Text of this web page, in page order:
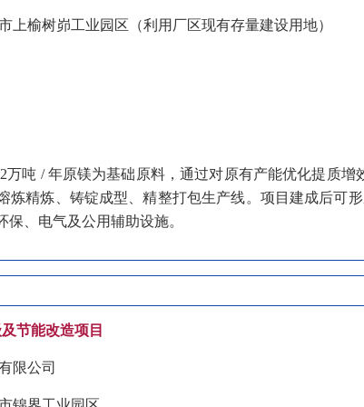
上榆树峁工业园区（利用厂区现有存量建设用地）
万吨 / 年原镁为基础原料，通过对原有产能优化提质增
炼精炼、铸锭成型、精整打包生产线。项目建成后可
、电气及公用辅助设施。
节能改造项目
限公司